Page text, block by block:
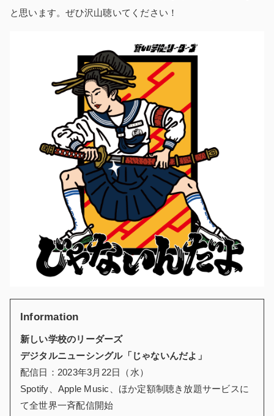
と思います。ぜひ沢山聴いてください！
Information
新しい学校のリーダーズ
デジタルニューシングル「じゃないんだよ」
配信日：2023年3月22日（水）
Spotify、Apple Music、ほか定額制聴き放題サービスに
て全世界一斉配信開始